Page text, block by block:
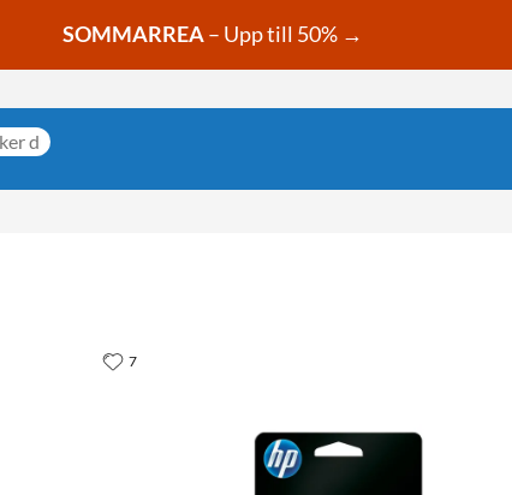
SOMMARREA– Upp till 50% →
7